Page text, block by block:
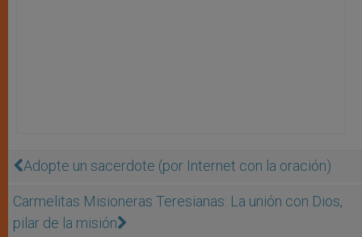
Adopte un sacerdote (por Internet con la oración)
Carmelitas Misioneras Teresianas: La unión con Dios,
pilar de la misión